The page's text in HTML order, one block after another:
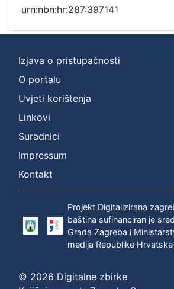
urn:nbn:hr:287:397141
Izjava o pristupačnosti
O portalu
Uvjeti korištenja
Linkovi
Suradnici
Impressum
Kontakt
Projekt Digitalizirana
baština sufinanciran je
Grada Zagreba i
medija Republike Hrvatske
© 2026 Digitalne zbirke